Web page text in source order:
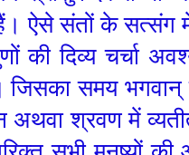
ऐसे संतों के सत्संग
की दिव्य चर्चा
जिसका समय भगवान्
श्रवण में